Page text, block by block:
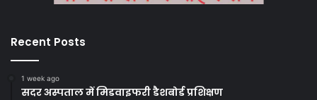
Recent Posts
1 week ago
सदर अस्पताल में मिडवाइफरी डैशबोर्ड प्रशिक्षण